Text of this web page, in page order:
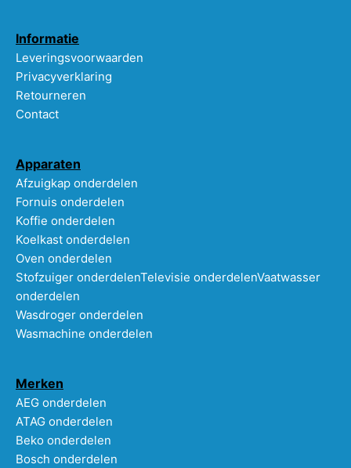
Informatie
Leveringsvoorwaarden
Privacyverklaring
Retourneren
Contact
Apparaten
Afzuigkap onderdelen
Fornuis onderdelen
Koffie onderdelen
Koelkast onderdelen
Oven onderdelen
Stofzuiger onderdelenTelevisie onderdelenVaatwasser
onderdelen
Wasdroger onderdelen
Wasmachine onderdelen
Merken
AEG onderdelen
ATAG onderdelen
Beko onderdelen
Bosch onderdelen